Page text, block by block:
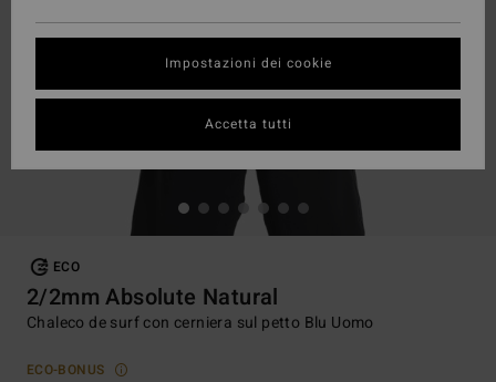
ECO
2/2mm Absolute Natural
Chaleco de surf con cerniera sul petto Blu Uomo
ECO-BONUS
Impostazioni dei cookie
Accetta tutti